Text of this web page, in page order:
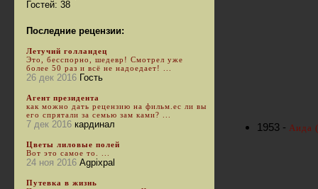
1953 - Аида
Гостей: 38
Последние рецензии:
Летучий голландец
Это, бесспорно, шедевр! Смотрел уже
более 50 раз и всё не надоедает! ...
26 дек 2016 Гость
Агент президента
как можно дать рецензию на фильм.ес ли вы
его спрятали за семью зам ками? ...
7 дек 2016 кардинал
Цветы лиловые полей
Вот это самое то. ...
24 ноя 2016 Agpixpal
Путевка в жизнь